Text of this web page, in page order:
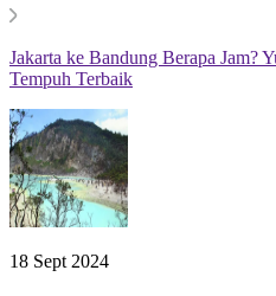
Jakarta ke Bandung Berapa Jam?
Tempuh Terbaik
18 Sept 2024